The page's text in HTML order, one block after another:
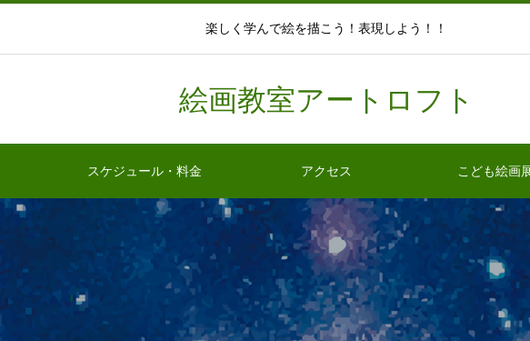
楽しく学んで絵を描こう！表現しよう！！
絵画教室アートロフト
スケジュール・料金 アクセス こども絵画